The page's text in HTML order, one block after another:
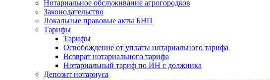
Нотариальное обслуживание агрогородков
Законодательство
Локальные правовые акты БНП
Тарифы
Тарифы
Освобождение от уплаты нотариального тарифа
Возврат нотариального тарифа
Нотариальный тариф по ИН с должника
Депозит нотариуса